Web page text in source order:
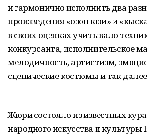
и гармонично исполнить два
произведения «озон кюй» и
в своих оценках учитывало
конкурсанта, исполнительское
мелодичность, артистизм,
сценические костюмы и так
Жюри состояло из известных
народного искусства и культуры